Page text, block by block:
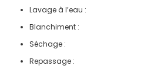
Lavage à l’eau :
Blanchiment :
Séchage :
Repassage :